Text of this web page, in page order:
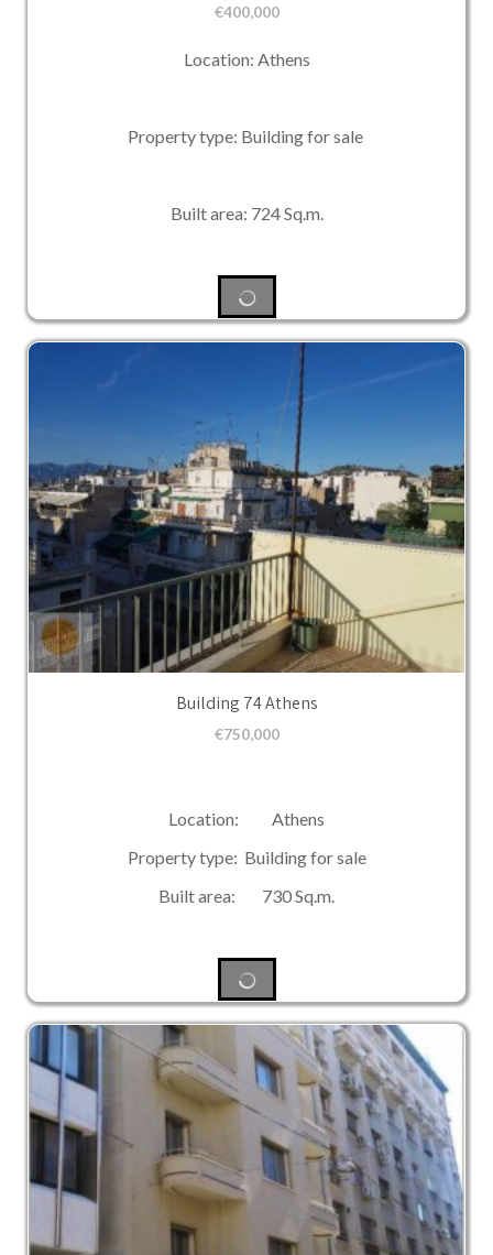
€400,000
Location: Athens
Property type: Building for sale
Built area: 724 Sq.m.
Building 74 Athens
€750,000
Location: Athens
Property type: Building for sale
Built area: 730 Sq.m.